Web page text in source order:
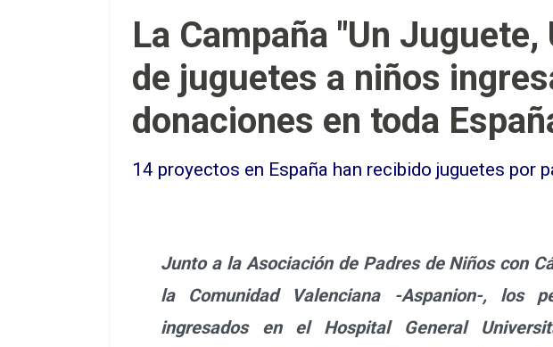
La Campaña "Un
de juguetes a niños
donaciones en toda
14 proyectos en España han recibido juguetes por
Junto a la Asociación de Padres de Niños con
la Comunidad Valenciana -Aspanion-, los
ingresados en el Hospital General